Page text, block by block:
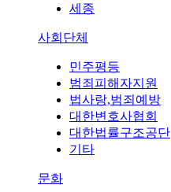
세종
사회단체
민주평등
범죄피해자지원
법사랑,범죄예방
대한변호사협회
대한법률구조공단
기타
문화